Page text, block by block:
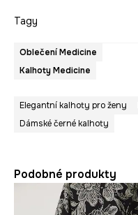
Tagy
Oblečení Medicine
Kalhoty Medicine
Elegantní kalhoty pro ženy
Dámské černé kalhoty
Podobné produkty